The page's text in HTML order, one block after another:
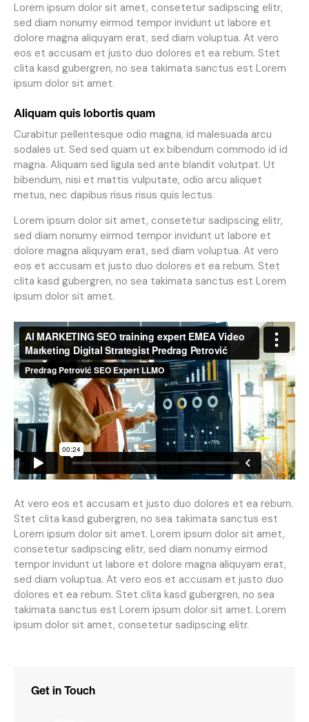
Lorem ipsum dolor sit amet, consetetur sadipscing elitr,
sed diam nonumy eirmod tempor invidunt ut labore et
dolore magna aliquyam erat, sed diam voluptua. At vero
eos et accusam et justo duo dolores et ea rebum. Stet
clita kasd gubergren, no sea takimata sanctus est Lorem
ipsum dolor sit amet.
Aliquam quis lobortis quam
Curabitur pellentesque odio magna, id malesuada arcu
sodales ut. Sed sed quam ut ex bibendum commodo id id
magna. Aliquam sed ligula sed ante blandit volutpat. Ut
bibendum, nisi et mattis vulputate, odio arcu aliquet
metus, nec dapibus risus risus quis lectus.
Lorem ipsum dolor sit amet, consetetur sadipscing elitr,
sed diam nonumy eirmod tempor invidunt ut labore et
dolore magna aliquyam erat, sed diam voluptua. At vero
eos et accusam et justo duo dolores et ea rebum. Stet
clita kasd gubergren, no sea takimata sanctus est Lorem
ipsum dolor sit amet.
At vero eos et accusam et justo duo dolores et ea rebum.
Stet clita kasd gubergren, no sea takimata sanctus est
Lorem ipsum dolor sit amet. Lorem ipsum dolor sit amet,
consetetur sadipscing elitr, sed diam nonumy eirmod
tempor invidunt ut labore et dolore magna aliquyam erat,
sed diam voluptua. At vero eos et accusam et justo duo
dolores et ea rebum. Stet clita kasd gubergren, no sea
takimata sanctus est Lorem ipsum dolor sit amet. Lorem
ipsum dolor sit amet, consetetur sadipscing elitr.
Get in Touch